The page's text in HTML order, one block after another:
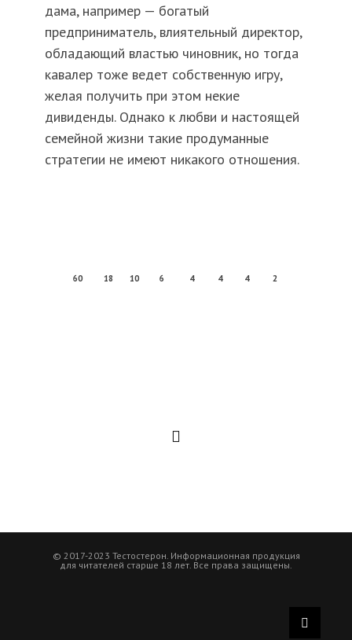
дама, например — богатый
предприниматель, влиятельный директор,
обладающий властью чиновник, но тогда
кавалер тоже ведет собственную игру,
желая получить при этом некие
дивиденды. Однако к любви и настоящей
семейной жизни такие продуманные
стратегии не имеют никакого отношения.
60 18 10 6 4 4 4 2
© 2017-2023 Тестостерон. Информационная продукция
для читателей старше 18 лет. Все права защищены.